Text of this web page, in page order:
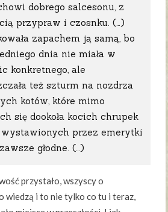
dobrego salcesonu, z
przypraw i czosnku. (…)
zapachem ją samą, bo
dnia nie miała w
konkretnego, ale
też szturm na nozdrza
kotów, które mimo
się dookoła kocich chrupek
przez emerytki
głodne. (…)
przystało, wszyscy o
wiedzą i to nie tylko co tu i teraz,